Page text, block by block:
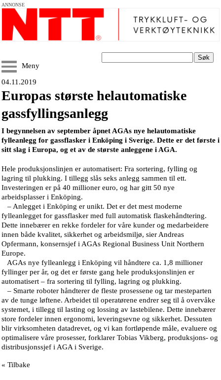
ANNONSE
Søk
Meny
04.11.2019
Europas største helautomatiske
gassfyllingsanlegg
I begynnelsen av september åpnet AGAs nye helautomatiske
fylleanlegg for gassflasker i Enköping i Sverige. Dette er det første i
sitt slag i Europa, og et av de største anleggene i AGA.
Hele produksjonslinjen er automatisert: Fra sortering, fylling og
lagring til plukking. I tillegg slås seks anlegg sammen til ett.
Investeringen er på 40 millioner euro, og har gitt 50 nye
arbeidsplasser i Enköping.
– Anlegget i Enköping er unikt. Det er det mest moderne
fylleanlegget for gassflasker med full automatisk flaskehåndtering.
Dette innebærer en rekke fordeler for våre kunder og medarbeidere
innen både kvalitet, sikkerhet og arbeidsmiljø, sier Andreas
Opfermann, konsernsjef i AGAs Regional Business Unit Northern
Europe.
AGAs nye fylleanlegg i Enköping vil håndtere ca. 1,8 millioner
fyllinger per år, og det er første gang hele produksjonslinjen er
automatisert – fra sortering til fylling, lagring og plukking.
– Smarte roboter håndterer de fleste prosessene og tar mesteparten
av de tunge løftene. Arbeidet til operatørene endrer seg til å overvåke
systemet, i tillegg til lasting og lossing av lastebilene. Dette innebærer
store fordeler innen ergonomi, leveringsevne og sikkerhet. Dessuten
blir virksomheten datadrevet, og vi kan fortløpende måle, evaluere og
optimalisere våre prosesser, forklarer Tobias Vikberg, produksjons- og
distribusjonssjef i AGA i Sverige.
« Tilbake